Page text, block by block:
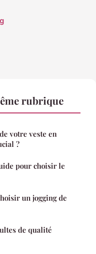
rubrique
votre veste en
?
pour choisir le
un jogging de
de qualité